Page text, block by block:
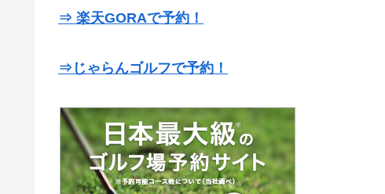
⇒ 楽天GORAで予約！
⇒じゃらんゴルフで予約！